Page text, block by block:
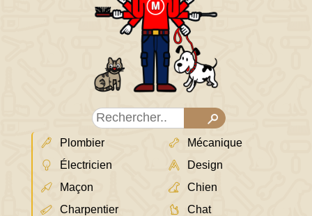
Plombier
Électricien
Maçon
Charpentier
Mécanique
Design
Chien
Chat